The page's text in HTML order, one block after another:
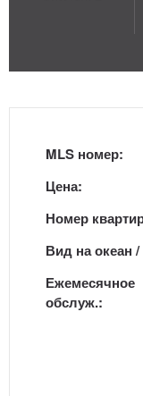
MLS номер:
Цена:
Номер
Вид на океан
Ежемесячное
обслуж.: